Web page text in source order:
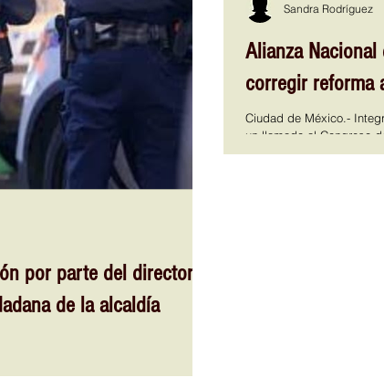
por parte del director
de la alcaldía
Alianza
corregir reforma
Ciudad de México.-
un llamado al Congreso
transitorio de la reforma
Sandra Rodríguez